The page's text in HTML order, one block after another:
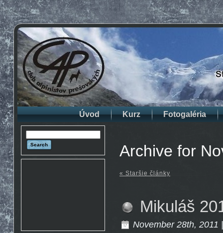
Úvod Kurz Fotogaléria
Archive for
« Staršie články
Mikuláš
November 28th, 2011